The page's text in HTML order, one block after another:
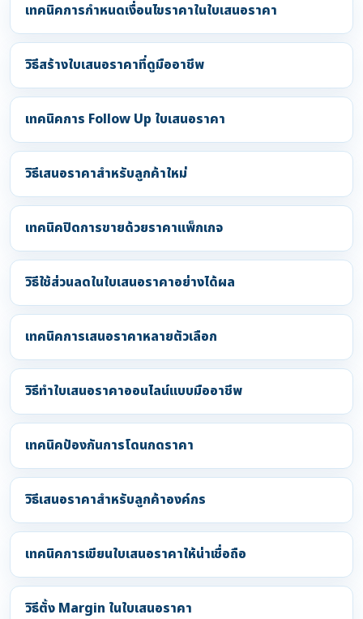
เทคนิคการกำหนดเงื่อนไขราคาในใบเสนอราคา
วิธีสร้างใบเสนอราคาที่ดูมืออาชีพ
เทคนิคการ Follow Up ใบเสนอราคา
วิธีเสนอราคาสำหรับลูกค้าใหม่
เทคนิคปิดการขายด้วยราคาแพ็กเกจ
วิธีใช้ส่วนลดในใบเสนอราคาอย่างได้ผล
เทคนิคการเสนอราคาหลายตัวเลือก
วิธีทำใบเสนอราคาออนไลน์แบบมืออาชีพ
เทคนิคป้องกันการโดนกดราคา
วิธีเสนอราคาสำหรับลูกค้าองค์กร
เทคนิคการเขียนใบเสนอราคาให้น่าเชื่อถือ
วิธีตั้ง Margin ในใบเสนอราคา